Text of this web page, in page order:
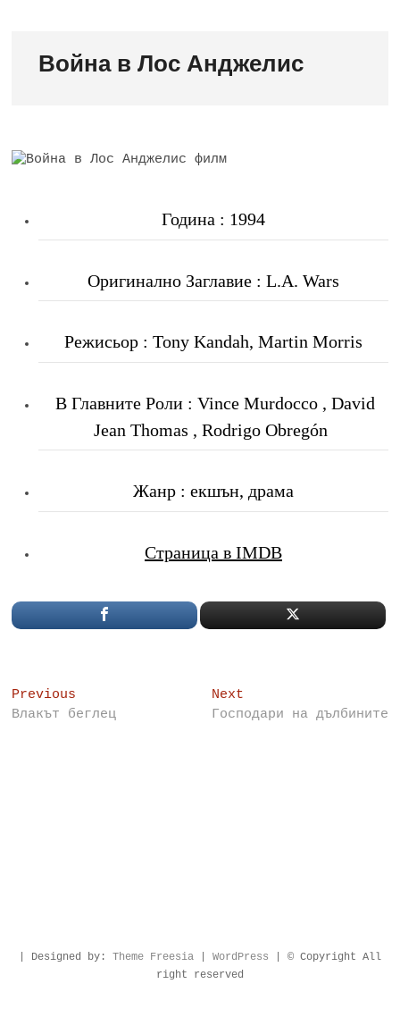
Война в Лос Анджелис
Година : 1994
Оригинално Заглавие : L.A. Wars
Режисьор : Tony Kandah, Martin Morris
В Главните Роли : Vince Murdocco , David
Jean Thomas , Rodrigo Obregón
Жанр : екшън, драма
Страница в IMDB
Post
navigation
Previous
post:
Влакът беглец
NextNext
post:
Господари на дълбините
| Designed by: Theme Freesia| WordPress | © Copyright All
right reserved